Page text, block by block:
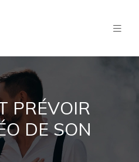
PRÉVOIR
DE SON